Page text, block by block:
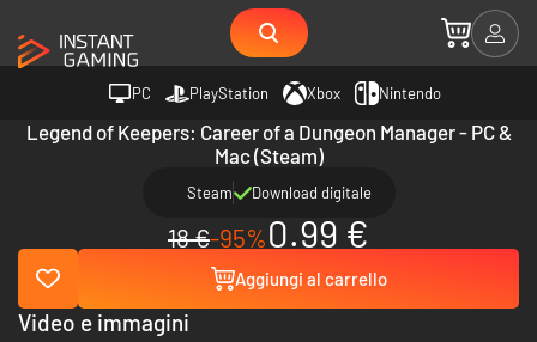
PC PlayStation Xbox Nintendo
Legend of Keepers: Career of a Dungeon Manager - PC &
Mac (Steam)
Steam Download digitale
18 €-95%0.99 €
Aggiungi al carrello
Video e immagini